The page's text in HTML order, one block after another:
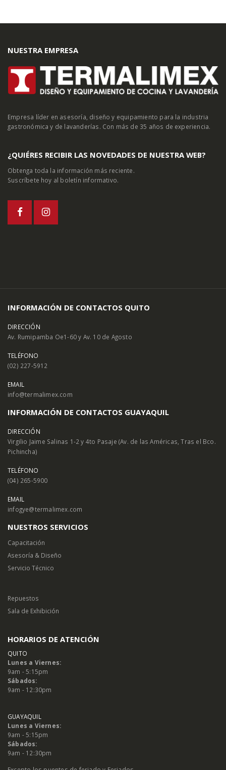
NUESTRA EMPRESA
Empresa líder en asesoría, diseño y equipamiento para la industria
gastronómica y de lavanderías. Con más de 35 años de experiencia.
¿QUIÉRES RECIBIR LAS NOVEDADES DE NUESTRA WEB?
Obtenga toda la información más reciente.
Suscríbete hoy al boletín informativo.
INFORMACIÓN DE CONTACTOS QUITO
DIRECCIÓN
Av. Rumipamba Oe1-60 y Av. 10 de Agosto
TELÉFONO
(02) 227-5912
EMAIL
info@termalimex.com
INFORMACIÓN DE CONTACTOS GUAYAQUIL
DIRECCIÓN
Virgilio Jaime Salinas 1-2 y 4to Pasaje (Av. de las Américas, Tras el Bco.
Pichincha)
TELÉFONO
(04) 265-5900
EMAIL
infogye@termalimex.com
NUESTROS SERVICIOS
Capacitación
Asesoría & Diseño
Servicio Técnico
Repuestos
Sala de Exhibición
HORARIOS DE ATENCIÓN
QUITO
Lunes a Viernes:
9am - 5:15pm
Sábados:
9am - 12:30pm
GUAYAQUIL
Lunes a Viernes:
9am - 5:15pm
Sábados:
9am - 12:30pm